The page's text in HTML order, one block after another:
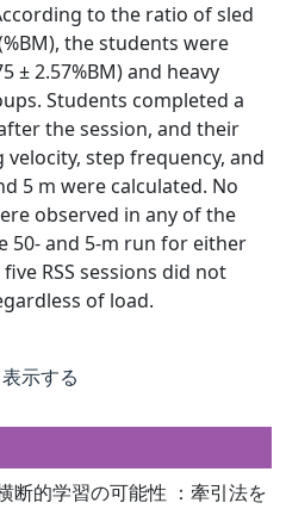
to the ratio of sled
the students were
± 2.57%BM) and heavy
Students completed a
the session, and their
step frequency, and
5 m were calculated. No
observed in any of the
50- and 5-m run for either
RSS sessions did not
of load.
示する
断的学習の可能性 ：牽引法を